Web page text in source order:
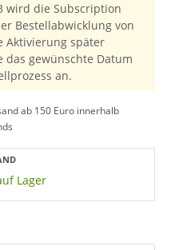
wird die Subscription
Bestellabwicklung von
Aktivierung später
das gewünschte Datum
an.
ab 150 Euro innerhalb
Lager